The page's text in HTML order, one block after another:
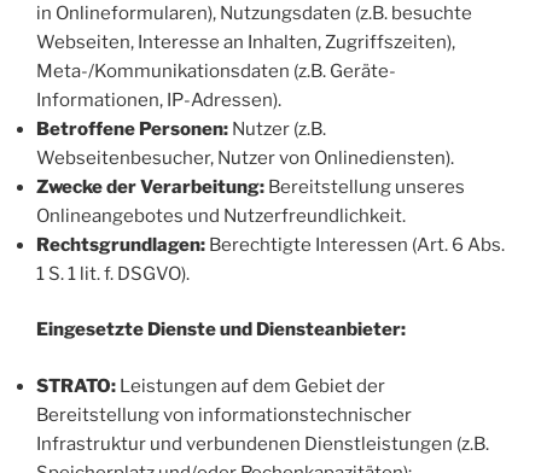
in Onlineformularen), Nutzungsdaten (z.B. besuchte
Webseiten, Interesse an Inhalten, Zugriffszeiten),
Meta-/Kommunikationsdaten (z.B. Geräte-
Informationen, IP-Adressen).
Betroffene Personen: Nutzer (z.B.
Webseitenbesucher, Nutzer von Onlinediensten).
Zwecke der Verarbeitung: Bereitstellung unseres
Onlineangebotes und Nutzerfreundlichkeit.
Rechtsgrundlagen: Berechtigte Interessen (Art. 6 Abs.
1 S. 1 lit. f. DSGVO).
Eingesetzte Dienste und Diensteanbieter:
STRATO: Leistungen auf dem Gebiet der
Bereitstellung von informationstechnischer
Infrastruktur und verbundenen Dienstleistungen (z.B.